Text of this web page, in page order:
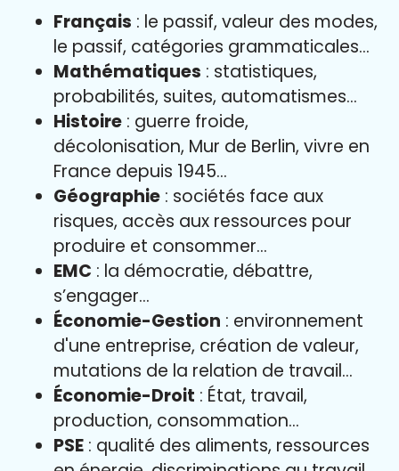
Français : le passif, valeur des modes,
le passif, catégories grammaticales…
Mathématiques : statistiques,
probabilités, suites, automatismes…
Histoire : guerre froide,
décolonisation, Mur de Berlin, vivre en
France depuis 1945…
Géographie : sociétés face aux
risques, accès aux ressources pour
produire et consommer…
EMC : la démocratie, débattre,
s’engager…
Économie-Gestion : environnement
d'une entreprise, création de valeur,
mutations de la relation de travail…
Économie-Droit : État, travail,
production, consommation…
PSE : qualité des aliments, ressources